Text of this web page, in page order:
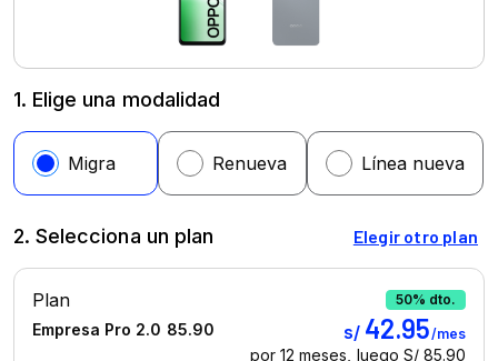
1. Elige una modalidad
2. Selecciona un plan